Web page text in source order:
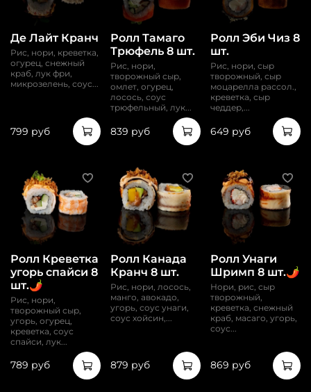
Де Лайт Кранч
Рис, нори, креветка,
огурец, снежный
краб, лук фри,
микрозелень, соус...
799 руб
Ролл Тамаго
Трюфель 8 шт.
Рис, нори,
творожный сыр,
омлет, огурец,
лосось, соус
трюфельный, лук...
839 руб
Ролл Эби Чиз 8
шт.
Рис, нори, сыр
творожный, сыр
моцарелла рассол.,
креветка, сыр
чеддер,...
649 руб
Ролл Креветка
угорь спайси 8
шт.🌶️
Рис, нори,
творожный сыр,
угорь, огурец,
креветка, соус
спайси, лук...
789 руб
Ролл Канада
Кранч 8 шт.
Рис, нори, лосось,
манго, авокадо,
угорь, соус унаги,
соус хойсин,...
879 руб
Ролл Унаги
Шримп 8 шт.🌶️
Нори, рис, сыр
творожный,
креветка, снежный
краб, масаго, угорь,
соус...
869 руб